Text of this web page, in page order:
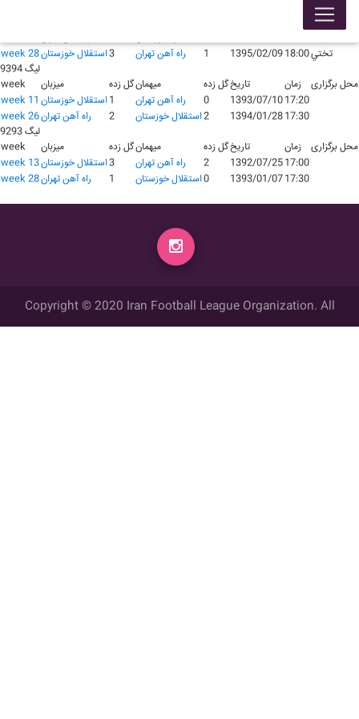
محل برگزاری
week 28استقلال خوزستان3 راه آهن تهران 1 1395/02/0918:00تختي
لیگ 9394
week
میزبان گل زدهمیهمان گل زدهتاریخ زمان
محل برگزاری
week 11 استقلال خوزستان1 راه آهن تهران 0 1393/07/1017:20
week 26راه آهن تهران 2 استقلال خوزستان2 1394/01/2817:30
لیگ 9293
week
میزبان گل زدهمیهمان گل زدهتاریخ زمان
محل برگزاری
week 13استقلال خوزستان3 راه آهن تهران 2 1392/07/2517:00
week 28راه آهن تهران 1 استقلال خوزستان0 1393/01/0717:30
Copyright © 2020 Iran Football League Organization. All